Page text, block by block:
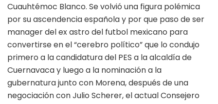
Cuauhtémoc Blanco. Se volvió una figura polémica
por su ascendencia española y por que paso de ser
manager del ex astro del futbol mexicano para
convertirse en el “cerebro político” que lo condujo
primero a la candidatura del PES a la alcaldía de
Cuernavaca y luego a la nominación a la
gubernatura junto con Morena, después de una
negociación con Julio Scherer, el actual Consejero